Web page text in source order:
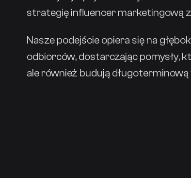
strategię influencer marketingową
Nasze podejście opiera się na
odbiorców, dostarczając pomysły,
ale również budują